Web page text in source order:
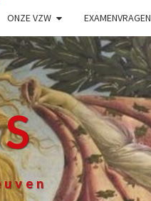
ONZE VZW EXAMENVRAGEN